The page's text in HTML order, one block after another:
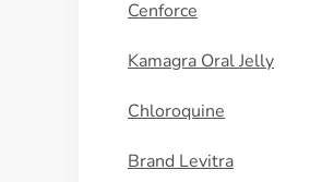
Cenforce
Kamagra Oral Jelly
Chloroquine
Brand Levitra